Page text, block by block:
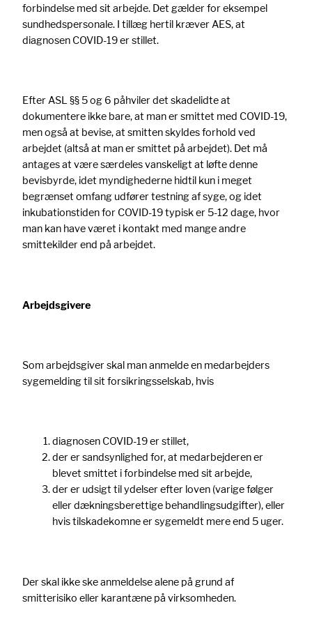
forbindelse med sit arbejde. Det gælder for eksempel
sundhedspersonale. I tillæg hertil kræver AES, at
diagnosen COVID-19 er stillet.
Efter ASL §§ 5 og 6 påhviler det skadelidte at
dokumentere ikke bare, at man er smittet med COVID-19,
men også at bevise, at smitten skyldes forhold ved
arbejdet (altså at man er smittet på arbejdet). Det må
antages at være særdeles vanskeligt at løfte denne
bevisbyrde, idet myndighederne hidtil kun i meget
begrænset omfang udfører testning af syge, og idet
inkubationstiden for COVID-19 typisk er 5-12 dage, hvor
man kan have været i kontakt med mange andre
smittekilder end på arbejdet.
Arbejdsgivere
Som arbejdsgiver skal man anmelde en medarbejders
sygemelding til sit forsikringsselskab, hvis
diagnosen COVID-19 er stillet,
der er sandsynlighed for, at medarbejderen er
blevet smittet i forbindelse med sit arbejde,
der er udsigt til ydelser efter loven (varige følger
eller dækningsberettige behandlingsudgifter), eller
hvis tilskadekomne er sygemeldt mere end 5 uger.
Der skal ikke ske anmeldelse alene på grund af
smitterisiko eller karantæne på virksomheden.